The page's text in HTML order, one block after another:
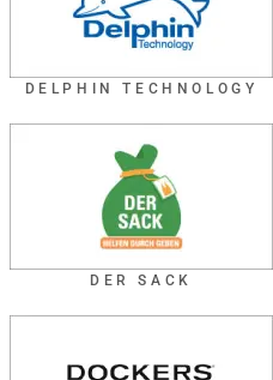
DELPHIN TECHNOLOGY
DER SACK